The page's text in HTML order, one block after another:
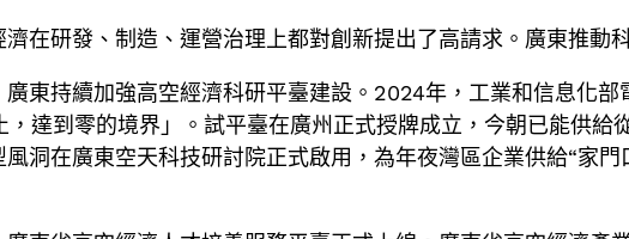
在研發、制造、運營治理上都對創新提出了高請求。廣東推動
東持續加強高空經濟科研平臺建設。2024年，工業和信息化
達到零的境界」。試平臺在廣州正式授牌成立，今朝已能供
洞在廣東空天科技研討院正式啟用，為年夜灣區企業供給“家